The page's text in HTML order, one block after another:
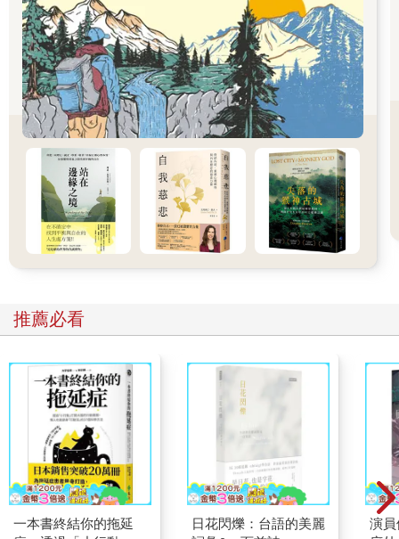
基金。泰維和凱莉的生活就此顛倒過來，只能在炎熱又令人焦躁
的白日睡覺，夜晚則必須守在收銀機旁工作。
儘管一開始感覺有些憤慨，但最後都還是同意了。開業的頭兩
年，當時凱莉八歲，泰維還未受到青春期的負面影響，索西仍然
在婚——查克甜甜圈的生意也相當興隆。想像一下，在爆發房地
產危機和城市宣布破產之前，市中心的街道是何等繁華。想像一
下，甜甜圈店的周圍環繞著熙熙攘攘的酒吧、餐廳和一家新開幕
的IMAX電影院，裡面擠滿了不相信無法還清債務的人。想想每天
放學後，泰維和凱莉待在店內的情景——和母親說著彼此才懂的
笑話、將甜甜圈賣得如此之快，感覺自己像運動員，其他時候則
望向窗外，看著外頭繚繞著川流般的活力。
現在細想，泰維和凱莉在聽聞父親於不遠的城市有了第二個家
庭，會有多依戀在查克甜甜圈店的回憶。經濟衰退幾乎摧毀了市
區的所有商家，將夜間顧客趕得一個也不剩，只留有在附近醫院
日的陵墓。
第二個晚上，男人點了一份炸蘋果圈，坐在同個位子上。此時凌
晨一點，路燈依舊昏暗。他仍然凝視著窗外，炸蘋果圈還是動也
沒動過。距離他第一次來訪，已經過了三日。凱莉蹲下來，躲在
櫃檯後面，透過甜甜圈的展示櫃看著男人。她注意到，這次男人
穿的灰色西裝顏色更深，頭髮也看起來更油膩。
「他的頭怎麼比上次還油？明明現在還比較早。」凱莉向泰維發
問，而她則深陷於書中，答道：「去假設他的頭很油是時間流逝
的直接結果，會是一種錯誤的因果關係。」
推薦必看
一本書終結你的拖延
日花閃爍：台語的美麗
演